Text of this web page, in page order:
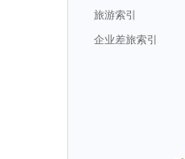
旅游索引
企业差旅索引